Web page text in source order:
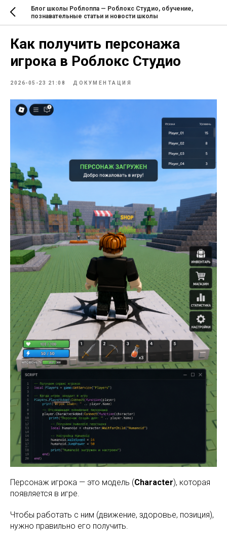
Блог школы Роблоппа — Роблокс Студио, обучение,
познавательные статьи и новости школы
Как получить персонажа
игрока в Роблокс Студио
2026-05-23 21:08 ДОКУМЕНТАЦИЯ
Персонаж игрока — это модель (Character), которая
появляется в игре.
Чтобы работать с ним (движение, здоровье, позиция),
нужно правильно его получить.